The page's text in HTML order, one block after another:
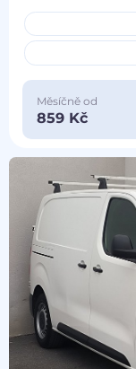
Měsíčně od
859 Kč